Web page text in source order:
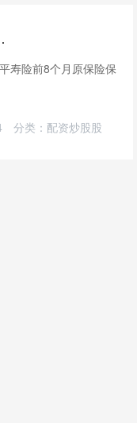
发电量同比增近三成
寿险前8个月原保险保
分类： 配资炒股股